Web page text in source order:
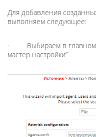
Для добавления
выполняем следующее:
· Выбираем в главном
мастер настройки”